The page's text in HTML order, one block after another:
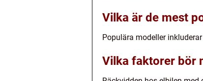
Vilka är de mest
Populära modeller
Vilka faktorer bör